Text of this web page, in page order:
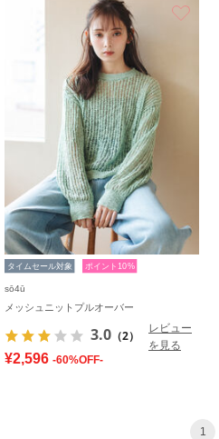
タイムセール対象 ポイント10%
sō4ū
メッシュニットプルオーバー
3.0 （2）
レビュー
を見る
¥2,596 -60%OFF-
1